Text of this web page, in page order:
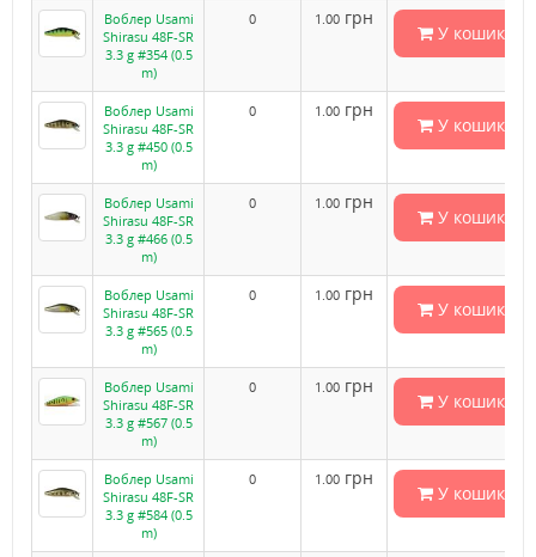
Воблер Usami
Shirasu 48F-SR
3.3 g #354 (0.5
m)
0 1.00 грн
У кошик
Воблер Usami
Shirasu 48F-SR
3.3 g #450 (0.5
m)
0 1.00 грн
У кошик
Воблер Usami
Shirasu 48F-SR
3.3 g #466 (0.5
m)
0 1.00 грн
У кошик
Воблер Usami
Shirasu 48F-SR
3.3 g #565 (0.5
m)
0 1.00 грн
У кошик
Воблер Usami
Shirasu 48F-SR
3.3 g #567 (0.5
m)
0 1.00 грн
У кошик
Воблер Usami
Shirasu 48F-SR
3.3 g #584 (0.5
m)
0 1.00 грн
У кошик